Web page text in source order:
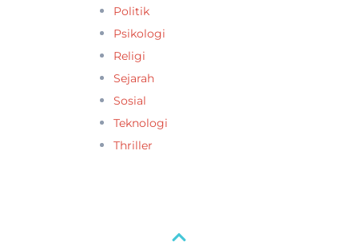
Politik
Psikologi
Religi
Sejarah
Sosial
Teknologi
Thriller